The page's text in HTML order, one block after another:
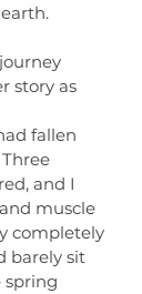
story as
fallen
and I
muscle
completely
barely sit
spring